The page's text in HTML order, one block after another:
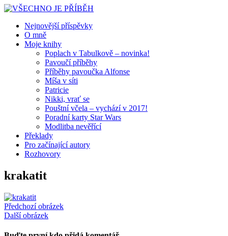
Nejnovější příspěvky
O mně
Moje knihy
Poplach v Tabulkově – novinka!
Pavoučí příběhy
Příběhy pavoučka Alfonse
Míša v síti
Patricie
Nikki, vrať se
Pouštní včela – vychází v 2017!
Poradní karty Star Wars
Modlitba nevěřící
Překlady
Pro začínající autory
Rozhovory
krakatit
Předchozí obrázek
Další obrázek